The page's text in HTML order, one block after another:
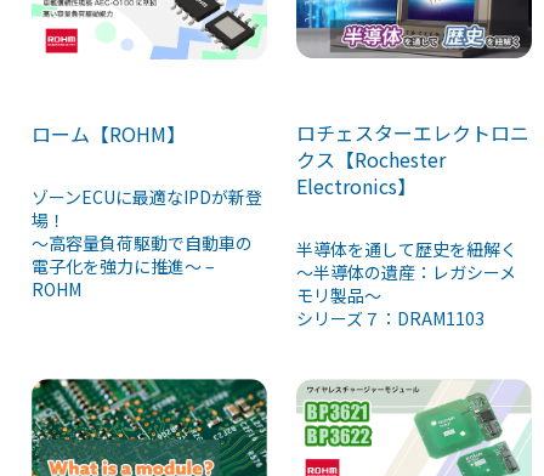
ローム【ROHM】
ゾーンECUに最適なIPDが新登
場！
～高容量負荷駆動で自動車の
電子化を強力に推進～ –
ROHM
ロチェスターエレクトロニ
クス【Rochester
Electronics】
半導体を通して歴史を紐解く
～半導体の遺産：レガシーメ
モリ製品～
シリーズ７：DRAM1103